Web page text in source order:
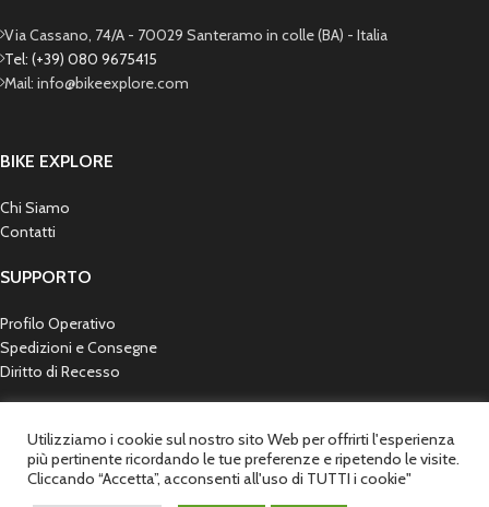
Via Cassano, 74/A - 70029 Santeramo in colle (BA) - Italia
Tel: (+39) 080 9675415
Mail: info@bikeexplore.com
BIKE EXPLORE
Chi Siamo
Contatti
SUPPORTO
Profilo Operativo
Spedizioni e Consegne
Diritto di Recesso
Privacy Policy
Cookie Policy
Utilizziamo i cookie sul nostro sito Web per offrirti l'esperienza
più pertinente ricordando le tue preferenze e ripetendo le visite.
Cliccando “Accetta”, acconsenti all'uso di TUTTI i cookie"